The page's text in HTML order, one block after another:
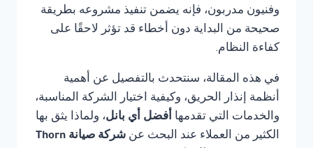
وفنيون مدربون، فإنه يضمن تنفيذ مشروعه بطريقة
صحيحة من البداية دون أخطاء قد تؤثر لاحقًا على
كفاءة النظام.
في هذه المقالة، سنتحدث بالتفصيل عن أهمية
أنظمة إنذار الحريق، وكيفية اختيار الشركة المناسبة،
والخدمات التي تقدمها أفضل أي بانل، ولماذا يثق بها
الكثير من العملاء عند البحث عن
شركة صيانة Thorn